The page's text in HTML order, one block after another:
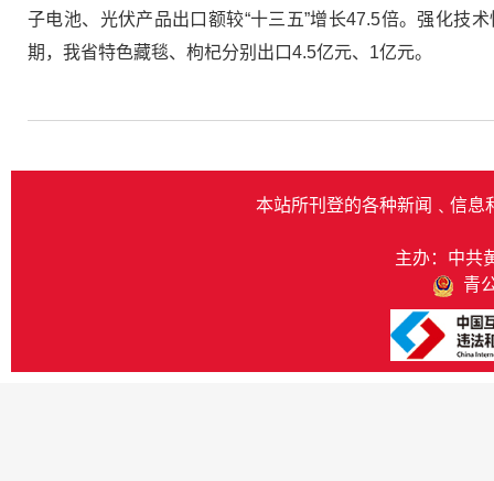
子电池、光伏产品出口额较“十三五”增长47.5倍。强化技
期，我省特色藏毯、枸杞分别出口4.5亿元、1亿元。
本站所刊登的各种新闻﹑信息
主办：中共
青